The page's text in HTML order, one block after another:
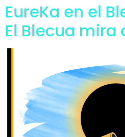
EureKa en el
El Blecua mira